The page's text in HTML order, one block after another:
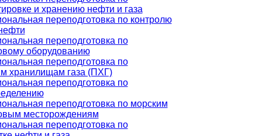
и хранению нефти и газа
переподготовка по контролю
переподготовка по
оборудованию
переподготовка по
хранилищам газа (ПХГ)
переподготовка по
переподготовка по морским
месторождениям
переподготовка по